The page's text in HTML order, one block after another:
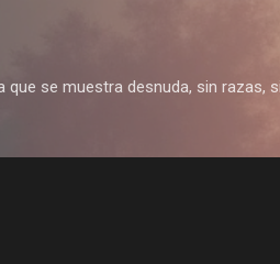
se muestra desnuda, sin razas,